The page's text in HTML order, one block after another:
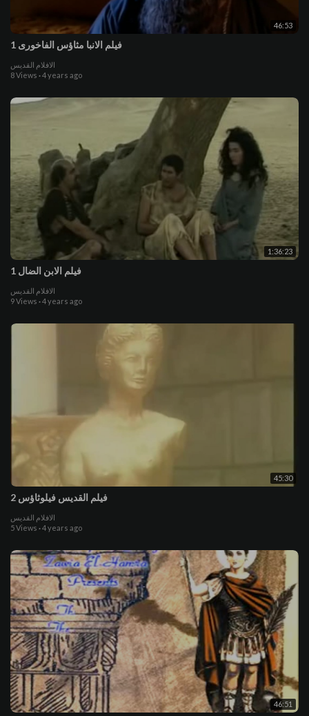
46:53
فيلم الانبا مثاؤس الفاخورى 1
الافلام القديس
8 Views ·4 years ago
1:36:23
فيلم الابن الضال 1
الافلام القديس
9 Views ·4 years ago
45:30
فيلم القديس فيلوثاؤس 2
الافلام القديس
5 Views ·4 years ago
46:51